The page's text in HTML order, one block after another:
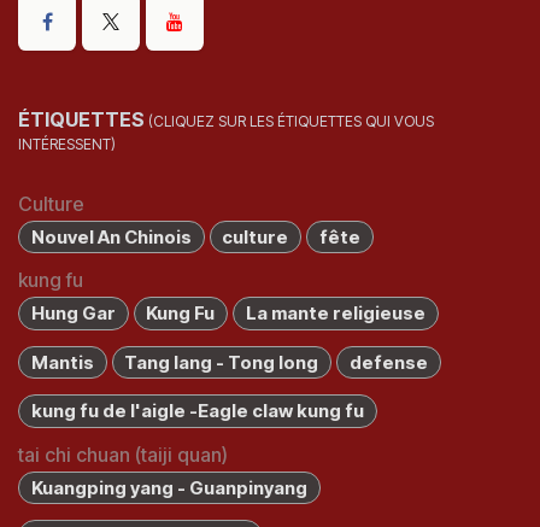
ÉTIQUETTES (CLIQUEZ SUR LES ÉTIQUETTES QUI VOUS
INTÉRESSENT)
Culture
Nouvel An Chinois culture fête
kung fu
Hung Gar Kung Fu La mante religieuse
Mantis Tang lang - Tong long defense
kung fu de l'aigle -Eagle claw kung fu
tai chi chuan (taiji quan)
Kuangping yang - Guanpinyang